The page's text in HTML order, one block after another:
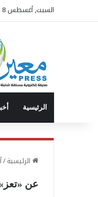
السبت, أغسطس 8 2026
الرئيسية
الرئيسية/
عن